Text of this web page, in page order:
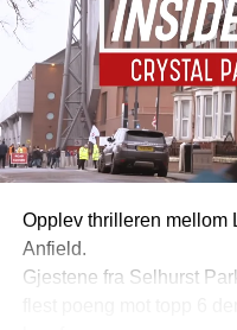
Opplev thrilleren mellom
Anfield.
Gjestene fra Selhurst